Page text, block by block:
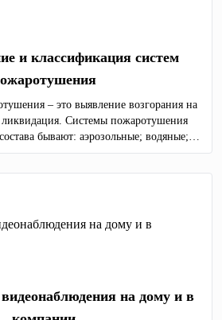
и классификация систем
– это выявление возгорания на
ликвидация. Системы пожаротушения
бывают: аэрозольные; водяные;
на дому и в